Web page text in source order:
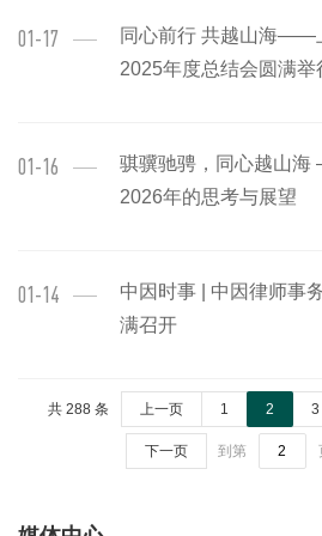
01-17
同心前行 共越山海——
2025年度总结会圆满举
01-16
骐骥驰骋，同心越山
2026年的思考与展望
01-14
中因时事 | 中因律师事
满召开
共 288 条 上一页 1 2 3
下一页 到第